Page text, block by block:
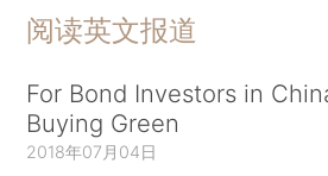
阅读英文报道
For Bond Investors in
Buying Green
2018年07月04日